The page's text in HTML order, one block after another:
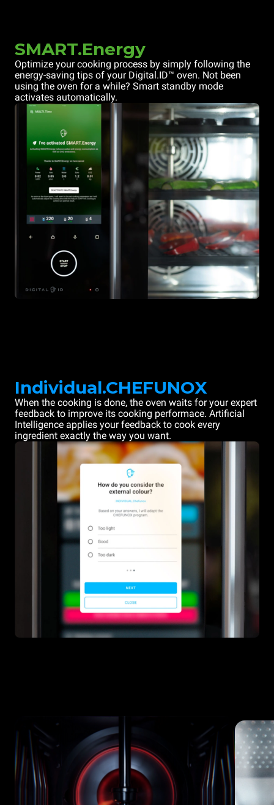
SMART.Energy
Optimize your cooking process by simply following the
energy-saving tips of your Digital.ID™ oven. Not been
using the oven for a while? Smart standby mode
activates automatically.
Individual.CHEFUNOX
When the cooking is done, the oven waits for your expert
feedback to improve its cooking performace. Artificial
Intelligence applies your feedback to cook every
ingredient exactly the way you want.